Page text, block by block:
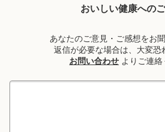
おいしい健康への
あなたのご意見・ご感想をお
返信が必要な場合は、大変恐
お問い合わせ よりご連